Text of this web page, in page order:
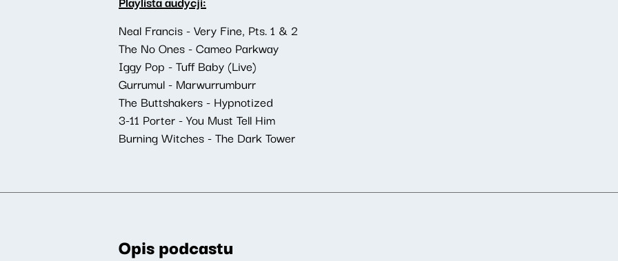
Neal Francis - Very Fine, Pts. 1 & 2
The No Ones - Cameo Parkway
Iggy Pop - Tuff Baby (Live)
Gurrumul - Marwurrumburr
The Buttshakers - Hypnotized
3-11 Porter - You Must Tell Him
Burning Witches - The Dark Tower
Opis podcastu